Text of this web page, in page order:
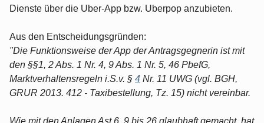
Dienste über die Uber-App bzw. Uberpop anzubieten.
Aus den Entscheidungsgründen:
"Die Funktionsweise der App der Antragsgegnerin ist mit
den §§1, 2 Abs. 1 Nr. 4, 9 Abs. 1 Nr. 5, 46 PbefG,
Marktverhaltensregeln i.S.v. § 4 Nr. 11 UWG (vgl. BGH,
GRUR 2013. 412 - Taxibestellung, Tz. 15) nicht vereinbar.
Wie mit den Anlagen Ast 6, 9 bis 26 glaubhaft gemacht, hat